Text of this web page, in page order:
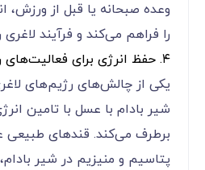
وعده صبحانه یا قبل از ورزش،
را فراهم می‌کند و فرآیند
۴. حفظ انرژی برای فعالیت‌های روزانه
یکی از چالش‌های رژیم‌های
شیر بادام با عسل با تامین
برطرف می‌کند. قندهای طبیعی
پتاسیم و منیزیم در شیر